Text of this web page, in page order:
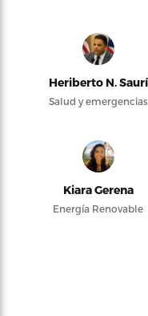
Heriberto N. Saurí
Salud y emergencias
Kiara Gerena
Energía Renovable